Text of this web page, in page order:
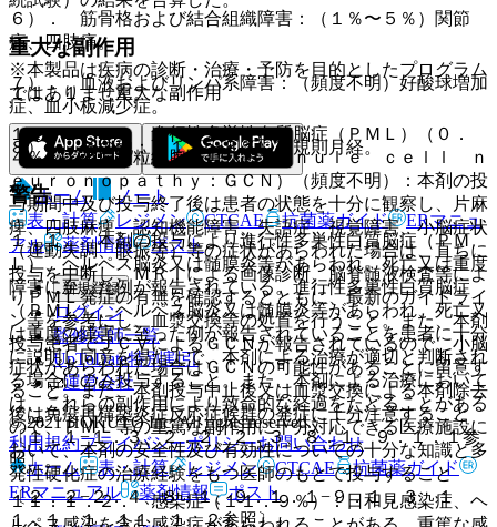
６）． 筋骨格および結合組織障害：（１％〜５％）関節
痛、四肢痛。
７）． 血液およびリンパ系障害：（頻度不明）好酸球増加
症、血小板減少症。
８）． その他：（１％〜５％）不規則月経。
警告
１．１． 本剤の投与により進行性多巣性白質脳症（ＰＭ
Ｌ）、ヘルペス脳炎又は髄膜炎等があらわれ、死亡又は重度
障害に至った例が報告されている。進行性多巣性白質脳症
（ＰＭＬ）、ヘルペス脳炎又は髄膜炎等があらわれ、死亡又
は重度の障害に至った例が報告されていることを患者に十分
に説明し同意を得た上で、本剤による治療が適切と判断され
る場合にのみ投与すること。また、本剤による治療において
は、これらの副作用により致命的な経過をたどることがある
ので、ＰＭＬ等の重篤な副作用に十分対応できる医療施設に
おいて、本剤の安全性及び有効性についての十分な知識と多
発性硬化症の治療経験をもつ医師のもとで投与すること
〔２．２−２．４、８．１、９．１．１−９．１．３、１
１．１．１、１１．１．２参照〕。
重大な副作用
１１．１． 重大な副作用
１１．１．１． 進行性多巣性白質脳症（ＰＭＬ）（０．
４％）、小脳顆粒細胞障害（ｇｒａｎｕｌｅ ｃｅｌｌ ｎ
ｅｕｒｏｎｏｐａｔｈｙ：ＧＣＮ）（頻度不明）：本剤の投
与期間中及び投与終了後は患者の状態を十分に観察し、片麻
痺、四肢麻痺、認知機能障害、失語症、視覚障害、小脳症状
（運動失調、眼振等）等の症状があらわれた場合は、直ちに
投与を中断し、ＭＲＩによる画像診断、脳脊髄液検査等によ
りＰＭＬ発症の有無を確認するとともに、最新のガイドライ
ン等を参考にし、血漿交換等の処置を行うこと。また、本剤
投与患者でＪＣＶによるＧＣＮが報告されているので、小脳
症状があらわれた場合はＧＣＮの可能性があることに留意す
ること。また、本剤投与中止後又は血漿交換による本剤除去
後は免疫再構築炎症反応症候群の発症に十分注意すること
〔１．１−１．３、２．２、２．３、８．１、９．１．１参
照〕。
１１．１．２． 感染症（１１．９％）：日和見感染症、ヘ
※本製品は疾病の診断・治療・予防を目的としたプログラム
ではありません。
ホーム
ノート
表・計算
レジメン CTCAE 抗菌薬ガイド
ERマニュ
アル
薬剤情報 ポスト
新規登録
ログイン
監修医師一覧
UpToDate特別割引
運営会社
© 2021 HOKUTO Inc. All rights reserved.
利用規約プライバシーポリシーお問い合わせ
ホーム
表・計算 レジメン CTCAE
抗菌薬ガイド
ERマニュアル
薬剤情報 ポスト